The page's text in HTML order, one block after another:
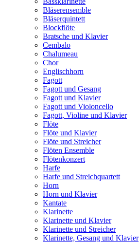
Bläserensemble
Bläserquintett
Blockflöte
Bratsche und Klavier
Cembalo
Chalumeau
Chor
Englischhorn
Fagott
Fagott und Gesang
Fagott und Klavier
Fagott und Violoncello
Fagott, Violine und Klavier
Flöte
Flöte und Klavier
Flöte und Streicher
Flöten Ensemble
Flötenkonzert
Harfe
Harfe und Streichquartett
Horn
Horn und Klavier
Kantate
Klarinette
Klarinette und Klavier
Klarinette und Streicher
Klarinette, Gesang und Klavier